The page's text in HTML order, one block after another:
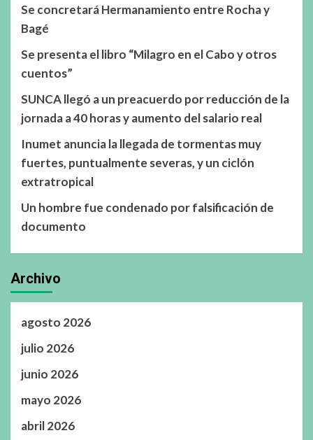
Se concretará Hermanamiento entre Rocha y
Bagé
Se presenta el libro “Milagro en el Cabo y otros
cuentos”
SUNCA llegó a un preacuerdo por reducción de la
jornada a 40 horas y aumento del salario real
Inumet anuncia la llegada de tormentas muy
fuertes, puntualmente severas, y un ciclón
extratropical
Un hombre fue condenado por falsificación de
documento
Archivo
agosto 2026
julio 2026
junio 2026
mayo 2026
abril 2026